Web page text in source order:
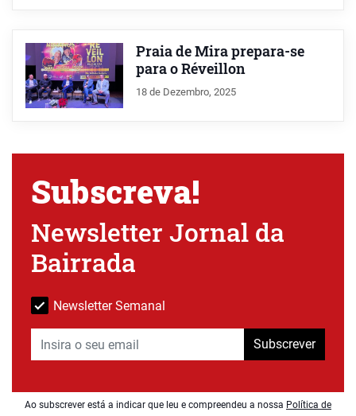
Praia de Mira prepara-se
para o Réveillon
18 de Dezembro, 2025
Subscreva!
Newsletter Jornal da
Bairrada
Newsletter Semanal
Subscrever
Ao subscrever está a indicar que leu e compreendeu a nossa Política de